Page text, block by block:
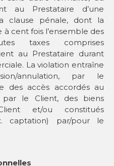
au Prestataire d’une
clause pénale, dont la
cent fois l’ensemble des
taxes comprises
au Prestataire durant
La violation entraîne
annulation, par le
des accès accordés au
le Client, des biens
et/ou constitués
captation) par/pour le